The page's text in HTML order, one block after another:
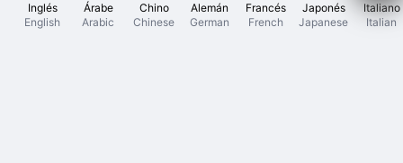
Inglés
English
Árabe
Arabic
Chino
Chinese
Alemán
German
Francés
French
Japonés
Japanese
Italiano
Italian